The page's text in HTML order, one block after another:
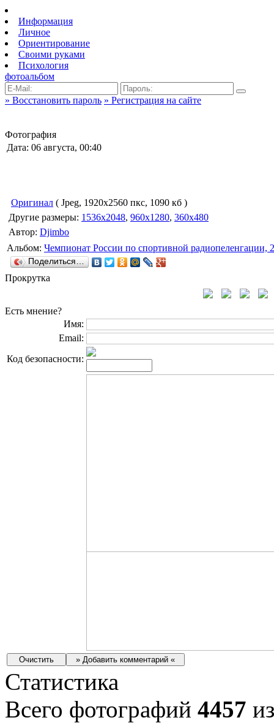
Информация
Личное
Ориентирование
Своими руками
Психология
фотоальбом
» Восстановить пароль » Регистрация на сайте
Фотография
Дата: 06 августа, 00:40
Оригинал ( Jpeg, 1920x2560 пкс, 1090 кб )
Другие размеры: 1536x2048, 960x1280, 360x480
Автор: Djimbo
Альбом: Чемпионат России по спортивной радиопеленгации,
Поделиться…
Прокрутка
Есть мнение?
Имя:
Email:
Код безопасности:
Статистика
Всего фотографий 4457